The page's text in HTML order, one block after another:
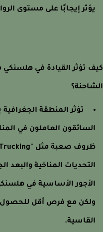
إيجابًا على مستوى
تؤثر القيادة في هلسنكي
تؤثر المنطقة الجغرافية
العاملون في
المناخية والبعد
الأساسية في هلسنكي
مع فرص أقل للحصول